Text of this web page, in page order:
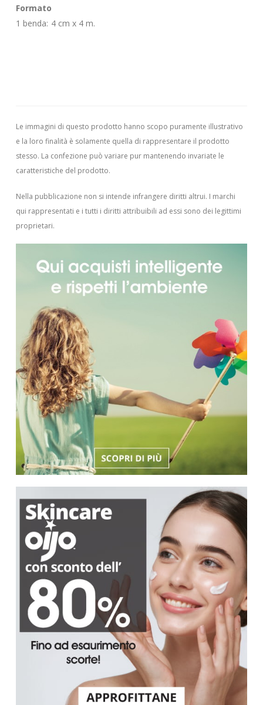
Formato
1 benda: 4 cm x 4 m.
Le immagini di questo prodotto hanno scopo puramente illustrativo
e la loro finalità è solamente quella di rappresentare il prodotto
stesso. La confezione può variare pur mantenendo invariate le
caratteristiche del prodotto.
Nella pubblicazione non si intende infrangere diritti altrui. I marchi
qui rappresentati e i tutti i diritti attribuibili ad essi sono dei legittimi
proprietari.